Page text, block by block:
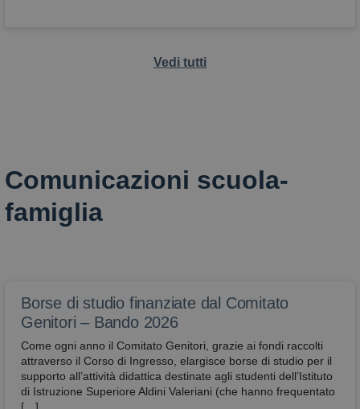
Vedi tutti
Comunicazioni scuola-
famiglia
Borse di studio finanziate dal Comitato
Genitori – Bando 2026
Come ogni anno il Comitato Genitori, grazie ai fondi raccolti
attraverso il Corso di Ingresso, elargisce borse di studio per il
supporto all’attività didattica destinate agli studenti dell’Istituto
di Istruzione Superiore Aldini Valeriani (che hanno frequentato